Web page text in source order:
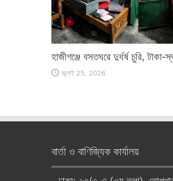
হাজীগঞ্জে বসতঘরে দুর্ধর্ষ চুরি, টাকা-
জুলাই 25, 2026
বার্তা ও বাণিজ্যিক কার্যালয়